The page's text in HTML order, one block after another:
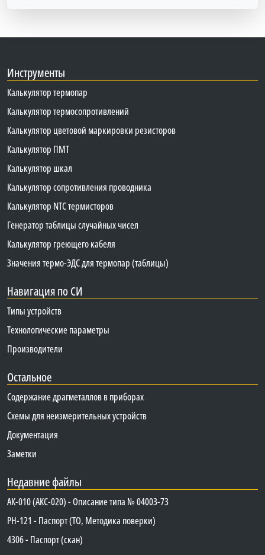
Инструменты
Калькулятор термопар
Калькулятор термосопротивлений
Калькулятор цветовой маркировки резисторов
Калькулятор ПМТ
Калькулятор шкал
Калькулятор сопротивления проводника
Калькулятор NTC термисторов
Генератор таблицы случайных чисел
Калькулятор греющего кабеля
Значения термо-ЭДС для термопар (таблицы)
Навигация по СИ
Типы устройств
Технологические параметры
Производители
Остальное
Содержание драгметаллов в приборах
Схемы для неизмерительных устройств
Документация
Заметки
Недавние файлы
АК-010 (АКС-020) - Описание типа № 04003-73
PH-121 - Паспорт (ТО, Методика поверки)
4306 - Паспорт (скан)